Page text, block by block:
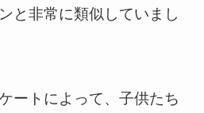
と非常に類似していまし
ートによって、子供たち